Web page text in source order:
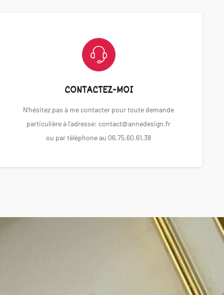
CONTACTEZ-MOI
N'hésitez pas à me contacter pour toute demande
particulière à l'adresse: contact@annedesign.fr
ou par téléphone au 06.75.60.61.38